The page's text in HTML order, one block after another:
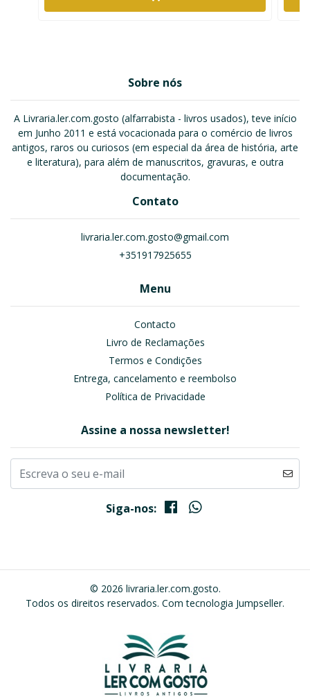
Sobre nós
A Livraria.ler.com.gosto (alfarrabista - livros usados), teve início
em Junho 2011 e está vocacionada para o comércio de livros
antigos, raros ou curiosos (em especial da área de história, arte
e literatura), para além de manuscritos, gravuras, e outra
documentação.
Contato
livraria.ler.com.gosto@gmail.com
+351917925655
Menu
Contacto
Livro de Reclamações
Termos e Condições
Entrega, cancelamento e reembolso
Política de Privacidade
Assine a nossa newsletter!
Siga-nos:
© 2026 livraria.ler.com.gosto.
Todos os direitos reservados. Com tecnologia Jumpseller.